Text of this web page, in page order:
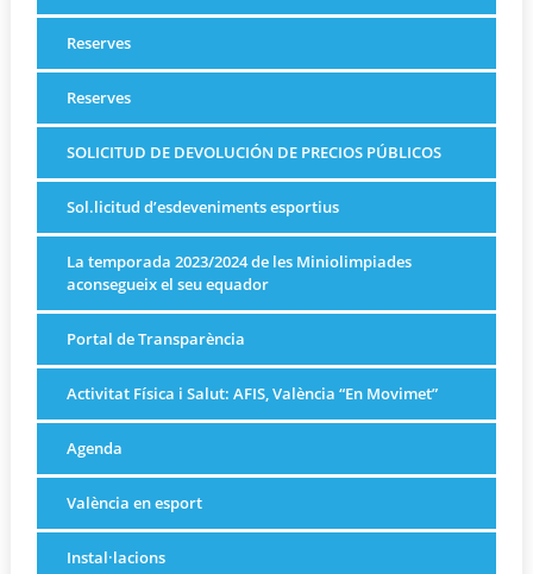
Reserves
Reserves
SOLICITUD DE DEVOLUCIÓN DE PRECIOS PÚBLICOS
Sol.licitud d’esdeveniments esportius
La temporada 2023/2024 de les Miniolimpiades
aconsegueix el seu equador
Portal de Transparència
Activitat Física i Salut: AFIS, València “En Movimet”
Agenda
València en esport
Instal·lacions